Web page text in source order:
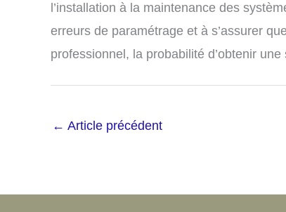
l’installation à la maintenance des
erreurs de paramétrage et à s’assurer
professionnel, la probabilité d’obtenir
← Article précédent